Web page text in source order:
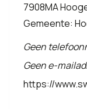
7908MA
Gemeente:
Geen
Geen e-
https://